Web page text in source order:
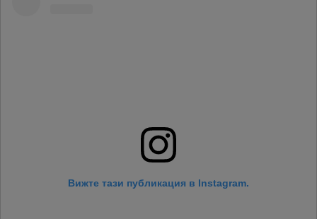
Вижте тази публикация в Instagram.